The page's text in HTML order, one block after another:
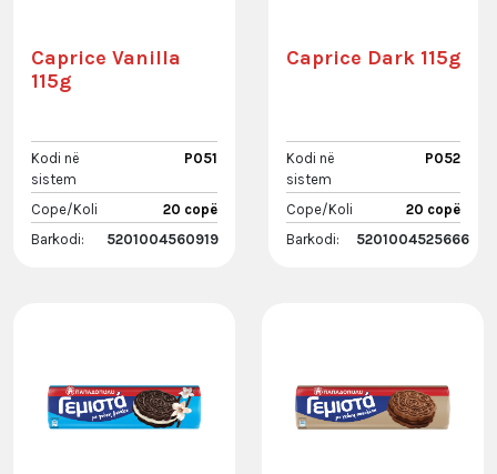
Caprice Vanilla
115g
Kodi në
sistem
P051
Cope/Koli
20 copë
Barkodi:
5201004560919
Caprice Dark 115g
Kodi në
sistem
P052
Cope/Koli
20 copë
Barkodi:
5201004525666